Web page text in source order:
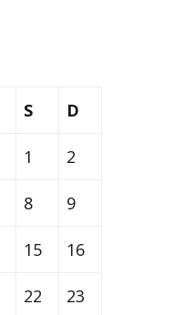
S D
1 2
8 9
15 16
22 23